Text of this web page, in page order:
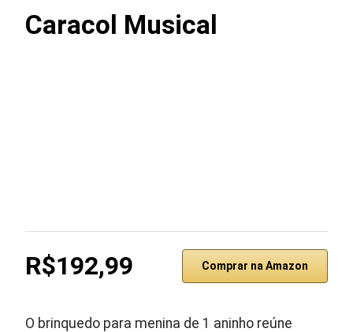
Caracol Musical
R$192,99 Comprar na Amazon
O brinquedo para menina de 1 aninho reúne